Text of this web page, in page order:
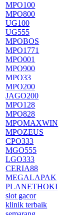
MPO100
MPO800
UG100
UG555
MPOBOS
MPO1771
MPO001
MPO900
MPO33
MPO200
JAGO200
MPO128
MPO828
MPOMAXWIN
MPOZEUS
CPO333
MGO555
LGO333
CERIA88
MEGALAPAK
PLANETHOKI
slot gacor
klinik terbaik